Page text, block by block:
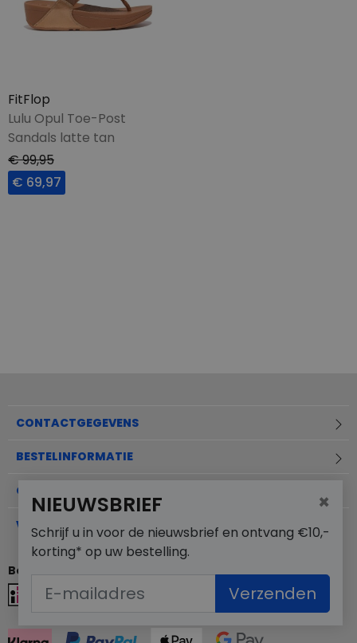
FitFlop
Lulu Opul Toe-Post
Sandals latte tan
€ 99,95
€ 69,97
CONTACTGEGEVENS
BESTELINFORMATIE
OVER MERKSCHOENENSTUNTER.NL
VEELGESTELDE VRAGEN
Betaalmogelijkheden
×
NIEUWSBRIEF
Schrijf u in voor de nieuwsbrief en ontvang €10,-
korting* op uw bestelling.
Verzenden